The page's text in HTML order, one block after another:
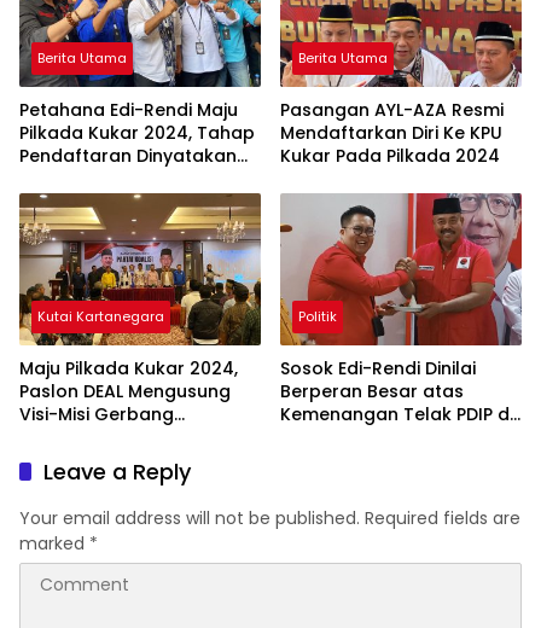
Berita Utama
Petahana Edi-Rendi Maju
Pilkada Kukar 2024, Tahap
Pendaftaran Dinyatakan
Pemeriksaan Kesehatan
Berita Utama
Pasangan AYL-AZA Resmi
Mendaftarkan Diri Ke KPU
Kukar Pada Pilkada 2024
Kutai Kartanegara
Maju Pilkada Kukar 2024,
Paslon DEAL Mengusung
Visi-Misi Gerbang
Politik
Sosok Edi-Rendi Dinilai
Berperan Besar atas
Kemenangan Telak PDIP di
Leave a Reply
Your email address will not be published. Required fields are
marked *